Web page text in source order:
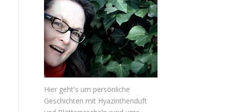
Hier geht's um persönliche
Geschichten mit Hyazinthenduft